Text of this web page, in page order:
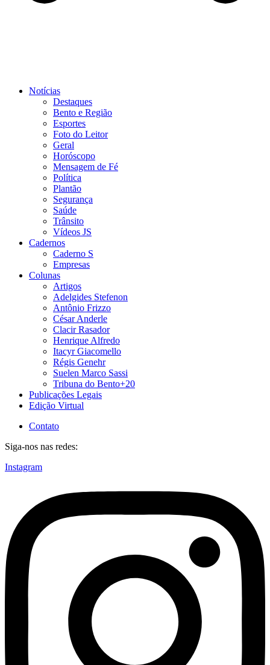
Notícias
Destaques
Bento e Região
Esportes
Foto do Leitor
Geral
Horóscopo
Mensagem de Fé
Política
Plantão
Segurança
Saúde
Trânsito
Vídeos JS
Cadernos
Caderno S
Empresas
Colunas
Artigos
Adelgides Stefenon
Antônio Frizzo
César Anderle
Clacir Rasador
Henrique Alfredo
Itacyr Giacomello
Régis Genehr
Suelen Marco Sassi
Tribuna do Bento+20
Publicações Legais
Edição Virtual
Contato
Siga-nos nas redes:
Instagram